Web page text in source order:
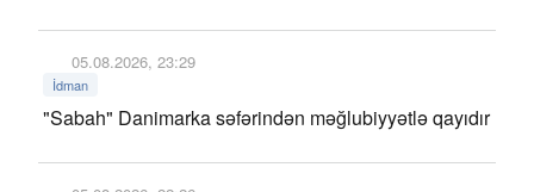
05.08.2026, 23:29
İdman
"Sabah" Danimarka səfərindən məğlubiyyətlə qayıdır